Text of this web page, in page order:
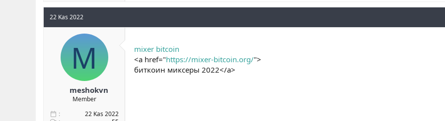
22 Kas 2022
M
meshokvn
Member
22 Kas 2022
mixer bitcoin
<a href="https://mixer-bitcoin.org/">
биткоин миксеры 2022</a>